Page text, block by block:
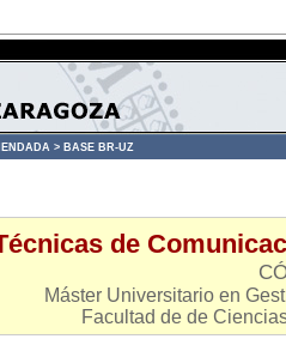
> BASE BR-UZ
de
Máster Universitario en
Facultad de de